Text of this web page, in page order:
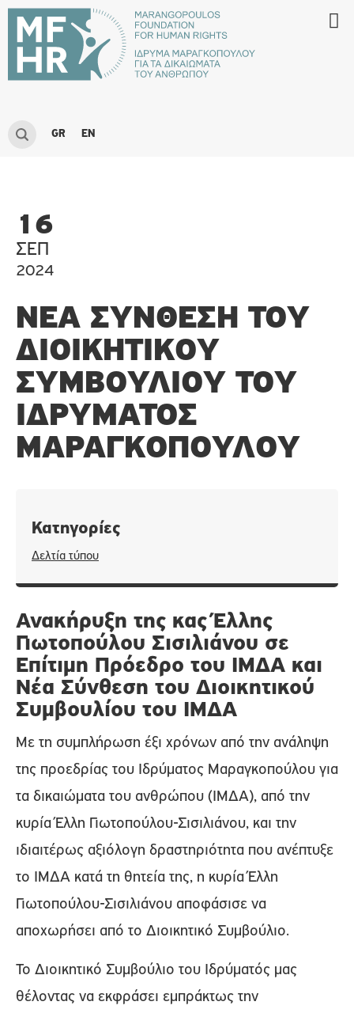
GR EN
16
ΣΕΠ
2024
ΝΈΑ ΣΎΝΘΕΣΗ ΤΟΥ
ΔΙΟΙΚΗΤΙΚΟΎ
ΣΥΜΒΟΥΛΊΟΥ ΤΟΥ
ΙΔΡΎΜΑΤΟΣ
ΜΑΡΑΓΚΟΠΟΎΛΟΥ
Κατηγορίες
Δελτία τύπου
Ανακήρυξη της κας Έλλης
Γιωτοπούλου Σισιλιάνου σε
Επίτιμη Πρόεδρο του ΙΜΔΑ και
Νέα Σύνθεση του Διοικητικού
Συμβουλίου του ΙΜΔΑ
Με τη συμπλήρωση έξι χρόνων από την ανάληψη
της προεδρίας του Ιδρύματος Μαραγκοπούλου για
τα δικαιώματα του ανθρώπου (IΜΔΑ), από την
κυρία Έλλη Γιωτοπούλου-Σισιλιάνου, και την
ιδιαιτέρως αξιόλογη δραστηριότητα που ανέπτυξε
το ΙΜΔΑ κατά τη θητεία της, η κυρία Έλλη
Γιωτοπούλου-Σισιλιάνου αποφάσισε να
αποχωρήσει από το Διοικητικό Συμβούλιο.
Το Διοικητικό Συμβούλιο του Ιδρύματός μας
θέλοντας να εκφράσει εμπράκτως την